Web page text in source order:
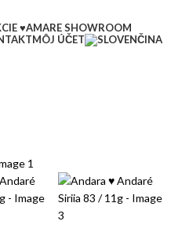
♥AMARE SHOWROOM
MÔJ ÚČET